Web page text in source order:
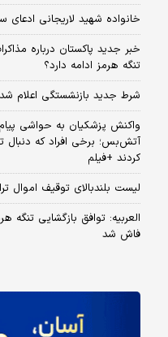
خانواده شهید لاریجانی ادعای
خبر جدید پاکستان درباره
تنگه هرمز ادامه دارد؟
شرط جدید بازنشستگی اعلام شد
واکنش پزشکیان به حواشی پیام
آتش‌بس؛ برخی افراد که دنبال
کردند +فیلم
لیست بلندبالای توقیف اموال
فاش شد